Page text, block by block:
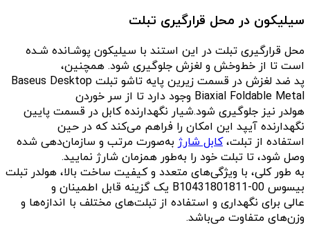
سیلیکون در محل قرارگیری تبلت
محل قرارگیری تبلت در این استند با سیلیکون پوشـانده شـده
است تا از خط‌وخش و لغزش جلوگیری شود. همچنین،
پد ضد لغزش در قسمت زیرین پایه تاشو تبلت Baseus Desktop
Biaxial Foldable Metal وجود دارد تا از سر خوردن
هولدر نیز جلوگیری شود.شیار نگهدارنده کابل در قسمت پایین
نگهدارنده آیپد این امکان را فراهم می‌کند که در حین
استفاده از تبلت،کابل شارژ به‌صورت مرتب و سازمان‌دهی شده
وصل شود، تا تبلت خود را به‌طور همزمان شارژ نمایید.
به طور کلی، با ویژگی‌های متعدد و کیفیت ساخت بالا، هولدر تبلت
بیسوس B10431801811-00 یک گزینه قابل اطمینان و
عالی برای نگهداری و استفاده از تبلت‌های مختلف با اندازه‌ها و
وزن‌های متفاوت می‌باشد.